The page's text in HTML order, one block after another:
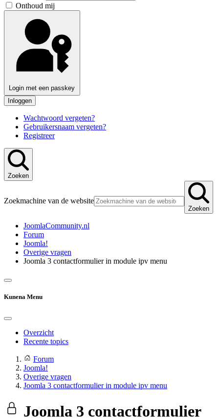
Onthoud mij
Login met een passkey
Inloggen
Wachtwoord vergeten?
Gebruikersnaam vergeten?
Registreer
Zoeken
Zoekmachine van de website
Zoeken
JoomlaCommunity.nl
Forum
Joomla!
Overige vragen
Joomla 3 contactformulier in module ipv menu
Kunena Menu
Overzicht
Recente topics
Forum
Joomla!
Overige vragen
Joomla 3 contactformulier in module ipv menu
Joomla 3 contactformulier